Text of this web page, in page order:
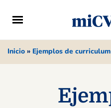
Inicio » Ejemplos de